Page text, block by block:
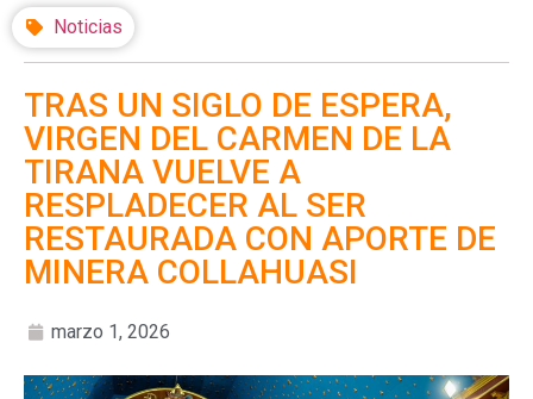
Noticias
TRAS UN SIGLO DE ESPERA,
VIRGEN DEL CARMEN DE LA
TIRANA VUELVE A
RESPLADECER AL SER
RESTAURADA CON APORTE DE
MINERA COLLAHUASI
marzo 1, 2026